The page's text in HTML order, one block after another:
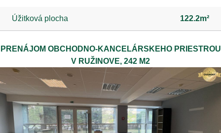
Úžitková plocha 122.2m²
PRENÁJOM OBCHODNO-KANCELÁRSKEHO PRIESTROU
V RUŽINOVE, 242 M2